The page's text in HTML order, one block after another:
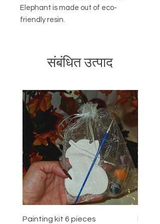
Elephant is made out of eco-
friendly resin.
संबंधित उत्पाद
Painting kit 6 pieces